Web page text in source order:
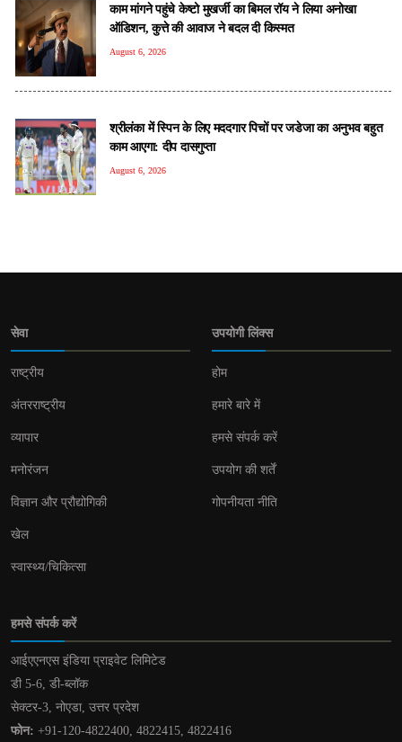
काम मांगने पहुंचे केष्टो मुखर्जी का बिमल रॉय ने लिया अनोखा
ऑडिशन, कुत्ते की आवाज ने बदल दी किस्मत
August 6, 2026
श्रीलंका में स्पिन के लिए मददगार पिचों पर जडेजा का अनुभव बहुत
काम आएगा: दीप दासगुप्ता
August 6, 2026
सेवा
राष्ट्रीय
अंतरराष्ट्रीय
व्यापार
मनोरंजन
विज्ञान और प्रौद्योगिकी
खेल
स्वास्थ्य/चिकित्सा
उपयोगी लिंक्स
होम
हमारे बारे में
हमसे संपर्क करें
उपयोग की शर्तें
गोपनीयता नीति
हमसे संपर्क करें
आईएएनएस इंडिया प्राइवेट लिमिटेड
डी 5-6, डी-ब्लॉक
सेक्टर-3, नोएडा, उत्तर प्रदेश
फोन: +91-120-4822400, 4822415, 4822416